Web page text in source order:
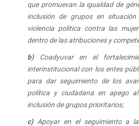
que promuevan la igualdad de
inclusión de grupos en
violencia política contra las
dentro de las atribuciones y
b)Coadyuvar en el
interinstitucional con los entes
para dar seguimiento de los
política y ciudadana en apego
inclusión de grupos prioritarios;
c)Apoyar en el seguimiento a